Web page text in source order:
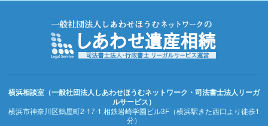
横浜相談室（一般社団法人しあわせほうむネットワーク・司法書士法人リーガ
ルサービス）
横浜市神奈川区鶴屋町2-17-1 相鉄岩崎学園ビル3F（横浜駅きた西口より徒歩1
分）